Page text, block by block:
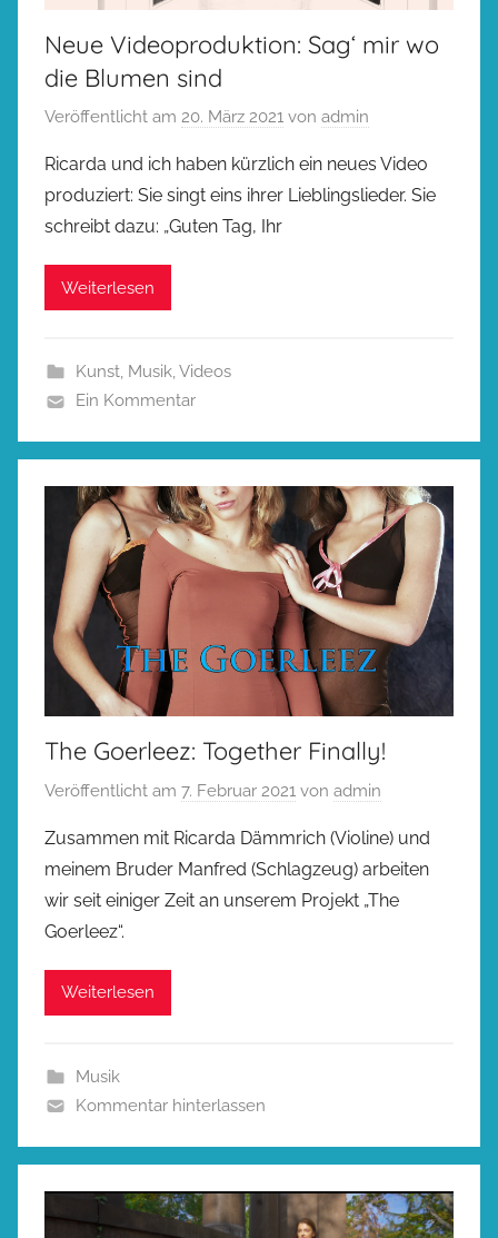
Neue Videoproduktion: Sag‘ mir wo
die Blumen sind
Veröffentlicht am 20. März 2021 von admin
Ricarda und ich haben kürzlich ein neues Video
produziert: Sie singt eins ihrer Lieblingslieder. Sie
schreibt dazu: „Guten Tag, Ihr
Weiterlesen
Kunst, Musik,Videos
Ein Kommentar
The Goerleez: Together Finally!
Veröffentlicht am 7. Februar 2021 von admin
Zusammen mit Ricarda Dämmrich (Violine) und
meinem Bruder Manfred (Schlagzeug) arbeiten
wir seit einiger Zeit an unserem Projekt „The
Goerleez“.
Weiterlesen
Musik
Kommentar hinterlassen